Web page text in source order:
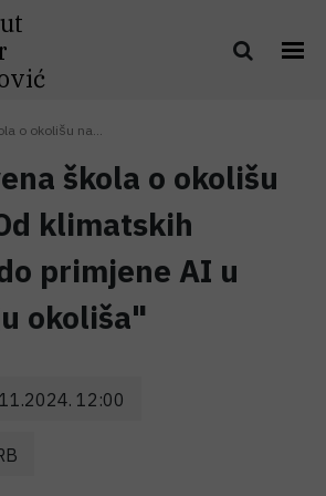
o okolišu na...
škola o okolišu
klimatskih
primjene AI u
okoliša"
12:00